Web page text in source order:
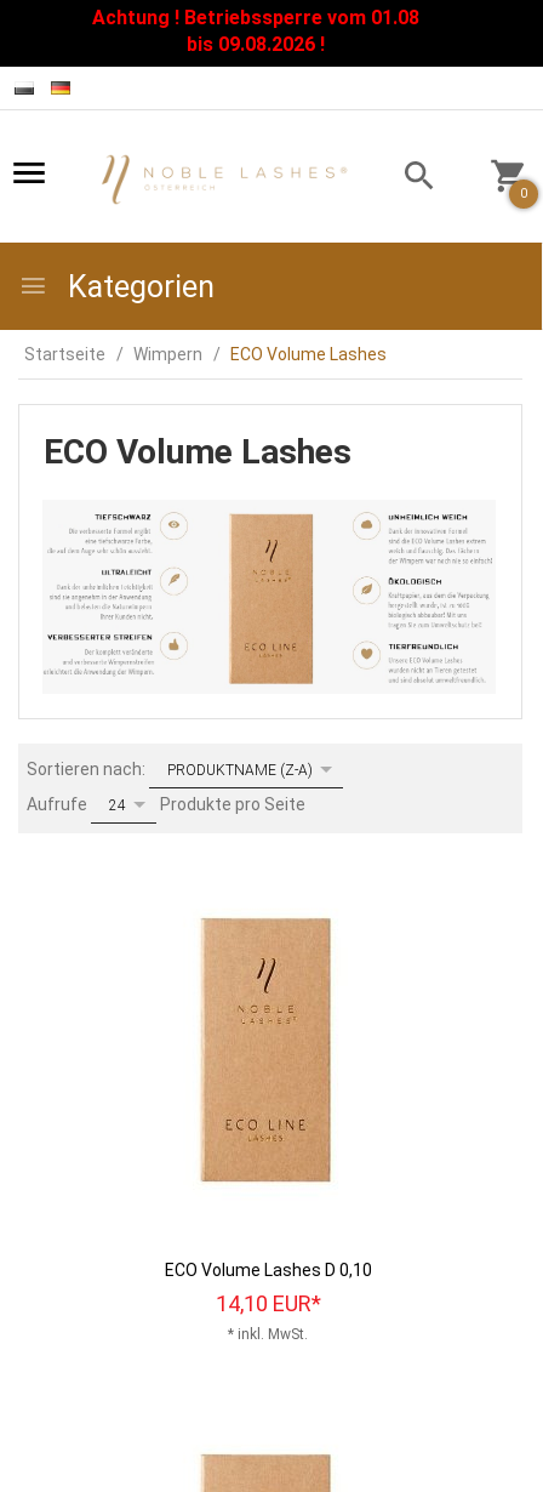
Achtung ! Betriebssperre vom 01.08
bis 09.08.2026 !
0
Kategorien
Startseite Wimpern ECO Volume Lashes
ECO Volume Lashes
Sortieren nach: sortPRODUKTNAME (Z-A)
Aufrufe pop24 Produkte pro Seite
ECO Volume Lashes D 0,10
14,10 EUR*
* inkl. MwSt.